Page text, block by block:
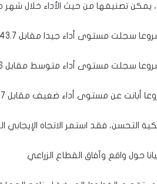
يمكن تصنيفها من حيث الأداء خلال شهر
التحسن، فقد استمر الاتجاه
حول واقع وآفاق القطاع الزراعي